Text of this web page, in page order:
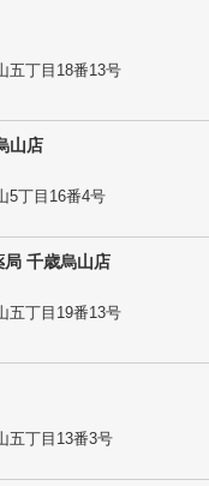
五丁目18番13号
山店
5丁目16番4号
局 千歳烏山店
五丁目19番13号
五丁目13番3号